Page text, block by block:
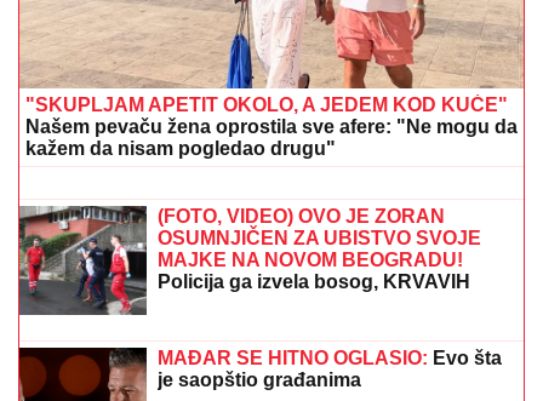
JEDAN POZIV
MENjA SVE: U narednih 30 dana za
ova 3 znaka konačno sve dolazi na svoje mesto
PODIGNUTA OPTUŽNICA PROTIV
MAJKE (50) I SINA (20)Planirali
ubistvo Luke Bojovića?! Nađen
arsenal oružja, otkriven i PAKLENI
PLAN koji su skovali
MASAKR U ELITNOJ ŠKOLI:Đaci i
profesori u panici bežali na sve strane,
najmanje sedam osoba stradalo u
pucnjavi, 15 ranjeno